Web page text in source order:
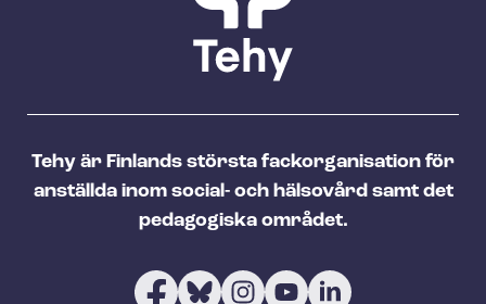
Tehy är Finlands största fackorganisation för
anställda inom social- och hälsovård samt det
pedagogiska området.